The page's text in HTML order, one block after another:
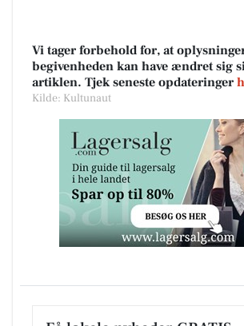
Vi tager forbehold for, at
begivenheden kan have ændret sig
artiklen. Tjek seneste opdateringer
Kilde: Kultunaut